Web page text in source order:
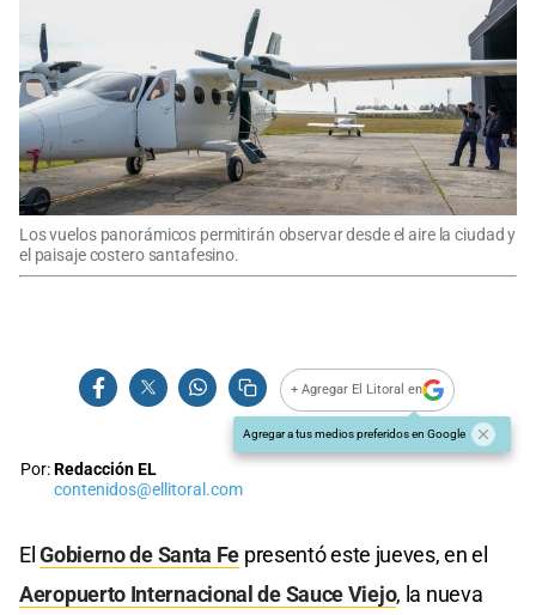
Los vuelos panorámicos permitirán observar desde el aire la ciudad y
el paisaje costero santafesino.
+ Agregar El Litoral en
Agregar a tus medios preferidos en Google
Por:Redacción EL
contenidos@ellitoral.com
ElGobierno de Santa Fe presentó este jueves, en el
Aeropuerto Internacional de Sauce Viejo, la nueva